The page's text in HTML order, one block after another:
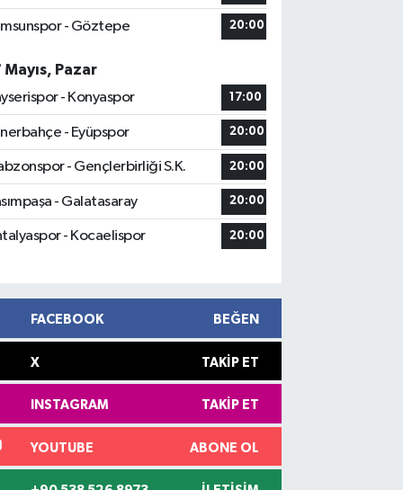
- Göztepe 20:00
Mayıs, Pazar
- Konyaspor
17:00
- Eyüpspor 20:00
- Gençlerbirliği S.K. 20:00
- Galatasaray 20:00
- Kocaelispor 20:00
FACEBOOK BEĞEN
X TAKIP ET
INSTAGRAM TAKIP ET
YOUTUBE ABONE OL